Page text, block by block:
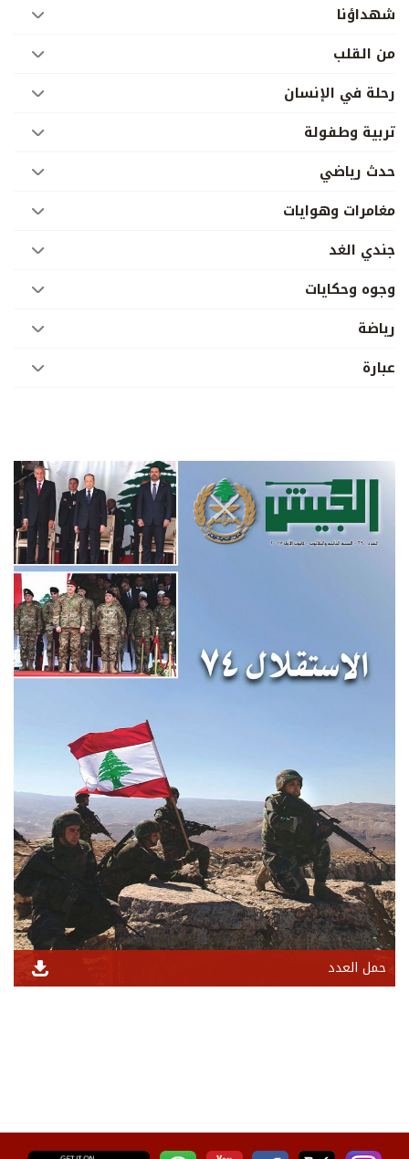
شهداؤنا
من القلب
رحلة في الإنسان
تربية وطفولة
حدث رياضي
مغامرات وهوايات
جندي الغد
وجوه وحكايات
رياضة
عبارة
حمل العدد